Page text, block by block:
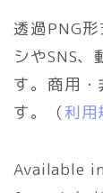
透過PNG
シやSNS
す。商用
す。（利用
Available